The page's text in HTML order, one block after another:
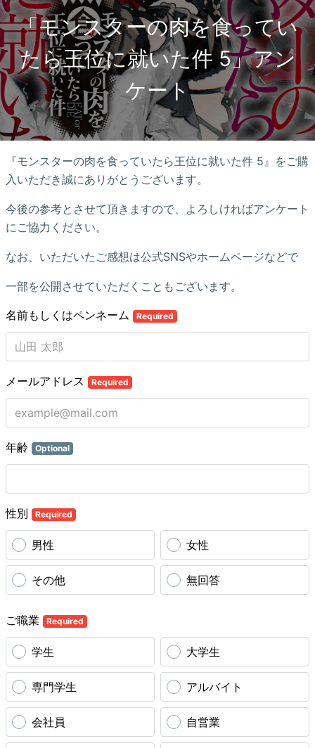
「モンスターの肉を食ってい
たら王位に就いた件 5」アン
ケート
『モンスターの肉を食っていたら王位に就いた件 5』をご購
入いただき誠にありがとうございます。
今後の参考とさせて頂きますので、よろしければアンケート
にご協力ください。
なお、いただいたご感想は公式SNSやホームページなどで
一部を公開させていただくこともございます。
名前もしくはペンネーム Required
メールアドレス Required
年齢 Optional
性別 Required
男性 女性
その他 無回答
ご職業 Required
学生 大学生
専門学生 アルバイト
会社員 自営業